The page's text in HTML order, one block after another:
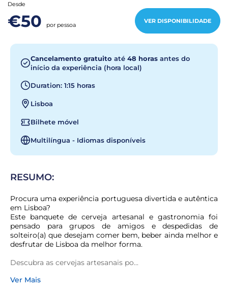
Desde
€50 por pessoa
VER DISPONIBILIDADE
Cancelamento gratuito até 48 horas antes do
início da experiência (hora local)
Duration: 1:15 horas
Lisboa
Bilhete móvel
Multilíngua - Idiomas disponíveis
RESUMO:
Procura uma experiência portuguesa divertida e autêntica
em Lisboa?
Este banquete de cerveja artesanal e gastronomia foi
pensado para grupos de amigos e despedidas de
solteiro(a) que desejam comer bem, beber ainda melhor e
desfrutar de Lisboa da melhor forma.
Descubra as cervejas artesanais po...
Ver Mais